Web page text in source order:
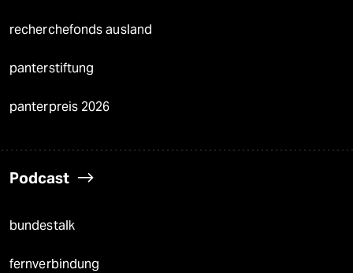
recherchefonds ausland
panterstiftung
panterpreis 2026
Podcast
bundestalk
fernverbindung